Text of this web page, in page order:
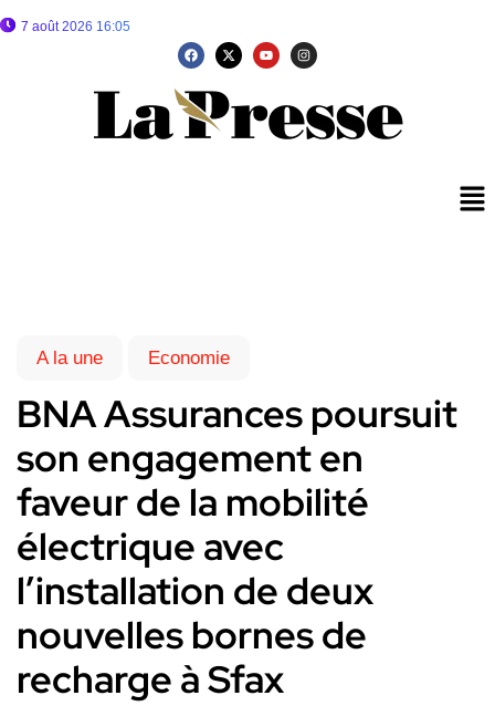
7 août 2026 16:05
A la une Economie
BNA Assurances poursuit
son engagement en
faveur de la mobilité
électrique avec
l’installation de deux
nouvelles bornes de
recharge à Sfax